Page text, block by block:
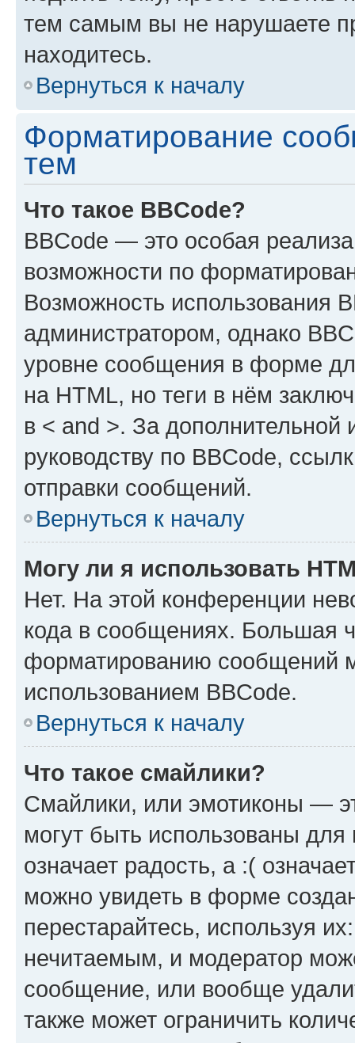
тем самым вы не нарушаете
находитесь.
Вернуться к началу
Форматирование
тем
Что такое BBCode?
BBCode — это особая
возможности по
Возможность использования
администратором, однако
уровне сообщения в форме
на HTML, но теги в нём
в < and >. За
руководству по BBCode,
отправки сообщений.
Вернуться к началу
Могу ли я использовать
Нет. На этой конференции
кода в сообщениях. Большая
форматированию сообщений
использованием BBCode.
Вернуться к началу
Что такое смайлики?
Смайлики, или эмотиконы —
могут быть использованы
означает радость, а :(
можно увидеть в форме
перестарайтесь, используя
нечитаемым, и модератор
сообщение, или вообще
также может ограничить